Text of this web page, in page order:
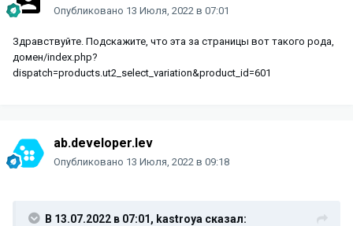
Опубликовано 13 Июля, 2022 в 07:01
Здравствуйте. Подскажите, что эта за страницы вот такого рода,
домен/index.php?
dispatch=products.ut2_select_variation&product_id=601
ab.developer.lev
Опубликовано 13 Июля, 2022 в 09:18
В 13.07.2022 в 07:01, kastroya сказал: